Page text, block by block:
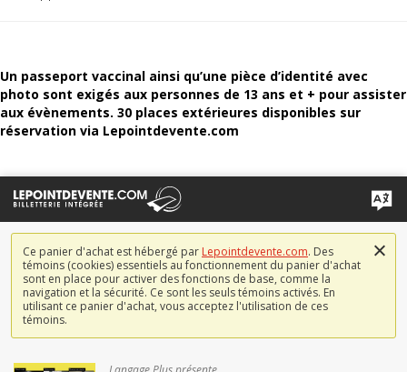
Un passeport vaccinal ainsi qu’une pièce d’identité avec
photo sont exigés aux personnes de 13 ans et + pour assister
aux évènements. 30 places extérieures disponibles sur
réservation via Lepointdevente.com